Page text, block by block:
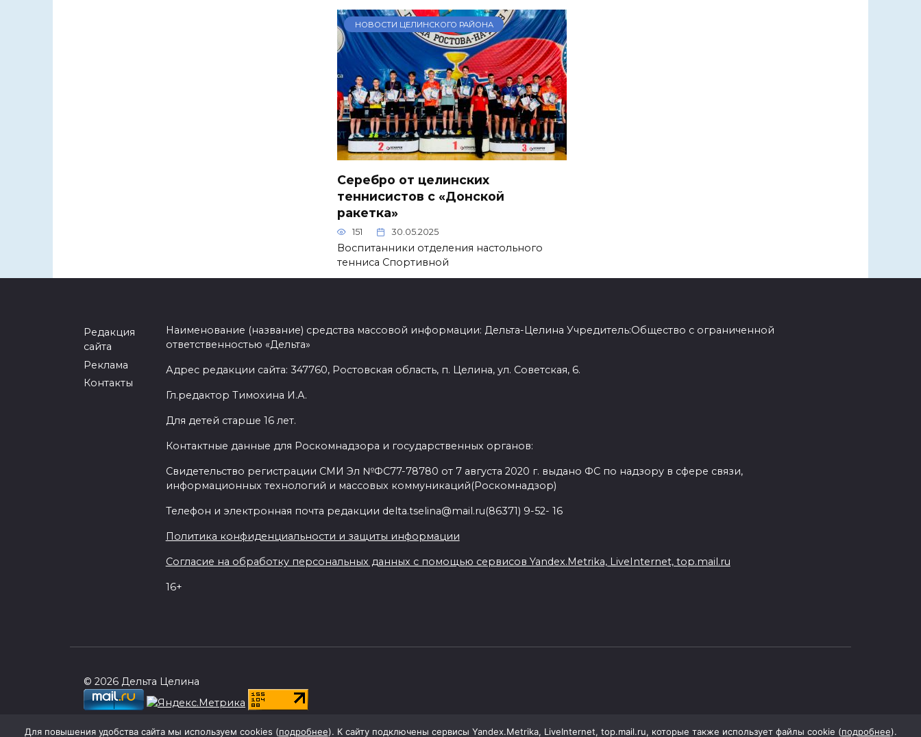
НОВОСТИ ЦЕЛИНСКОГО РАЙОНА
Серебро от целинских
теннисистов с «Донской
ракетка»
151 30.05.2025
Воспитанники отделения настольного
тенниса Спортивной
Редакция
сайта
Реклама
Контакты
Наименование (название) средства массовой информации: Дельта-Целина Учредитель:Общество с ограниченной
ответственностью «Дельта»
Адрес редакции сайта: 347760, Ростовская область, п. Целина, ул. Советская, 6.
Гл.редактор Тимохина И.А.
Для детей старше 16 лет.
Контактные данные для Роскомнадзора и государственных органов:
Свидетельство регистрации СМИ Эл №ФС77-78780 от 7 августа 2020 г. выдано ФС по надзору в сфере связи,
информационных технологий и массовых коммуникаций(Роскомнадзор)
Телефон и электронная почта редакции delta.tselina@mail.ru(86371) 9-52- 16
Политика конфиденциальности и защиты информации
Согласие на обработку персональных данных с помощью сервисов Yandex.Metrika, LiveInternet, top.mail.ru
16+
© 2026 Дельта Целина
При поддержке Правительства Ростовской области
Для повышения удобства сайта мы используем cookies (подробнее). К сайту подключены сервисы Yandex.Metrika, LiveInternet, top.mail.ru, которые также использует файлы cookie (подробнее).